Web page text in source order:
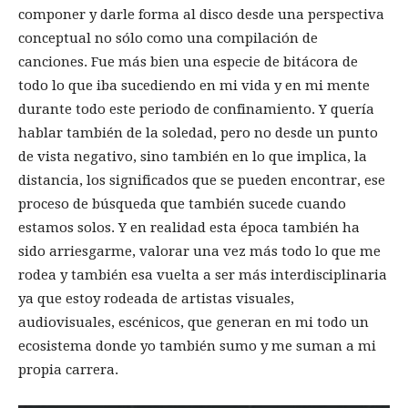
componer y darle forma al disco desde una perspectiva
conceptual no sólo como una compilación de
canciones. Fue más bien una especie de bitácora de
todo lo que iba sucediendo en mi vida y en mi mente
durante todo este periodo de confinamiento. Y quería
hablar también de la soledad, pero no desde un punto
de vista negativo, sino también en lo que implica, la
distancia, los significados que se pueden encontrar, ese
proceso de búsqueda que también sucede cuando
estamos solos. Y en realidad esta época también ha
sido arriesgarme, valorar una vez más todo lo que me
rodea y también esa vuelta a ser más interdisciplinaria
ya que estoy rodeada de artistas visuales,
audiovisuales, escénicos, que generan en mi todo un
ecosistema donde yo también sumo y me suman a mi
propia carrera.